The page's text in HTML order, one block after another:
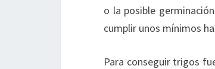
o la posible
cumplir unos mínimos
Para conseguir trigos